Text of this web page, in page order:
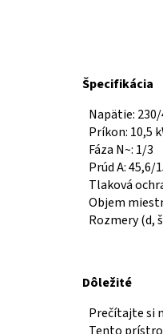
Špecifikácia
Napätie: 230/
Príkon: 10,5
Fáza N~: 1/3
Prúd A: 45,6/
Tlaková
Objem
Rozmery (d,
Dôležité
Prečítajte si